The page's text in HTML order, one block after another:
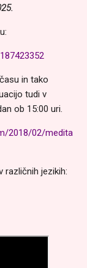
in tako
tudi v
ob 15:00 uri.
2018/02/medita
različnih jezikih: